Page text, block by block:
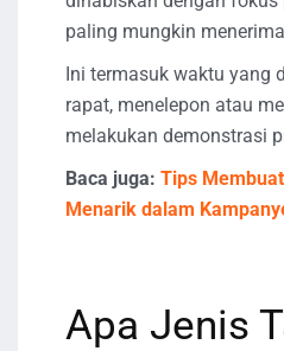
paling mungkin
Ini termasuk waktu yang
rapat, menelepon atau
melakukan demonstrasi
Baca juga: Tips
Menarik dalam
Apa Jenis